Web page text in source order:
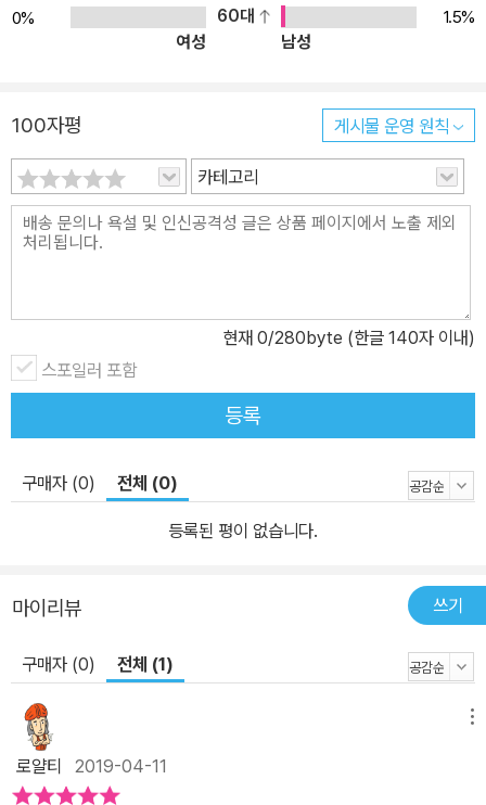
습하세요.
0%
60대
1.5%
여성
남성
100자평 게시물 운영 원칙
카테고리
현재 0/280byte (한글 140자 이내)
스포일러 포함
등록
구매자 (0) 전체 (0)
등록된 평이 없습니다.
마이리뷰 쓰기
구매자 (0) 전체 (1)
로얄티 2019-04-11